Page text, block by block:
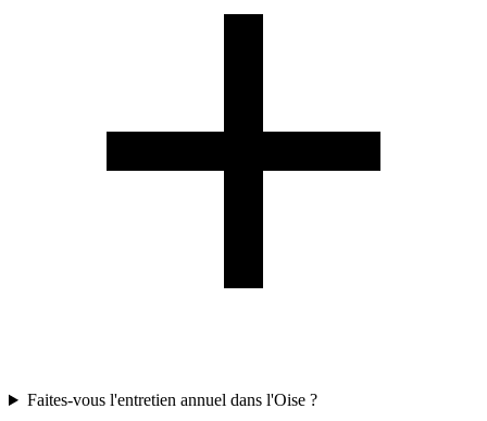
Faites-vous l'entretien annuel dans l'Oise ?